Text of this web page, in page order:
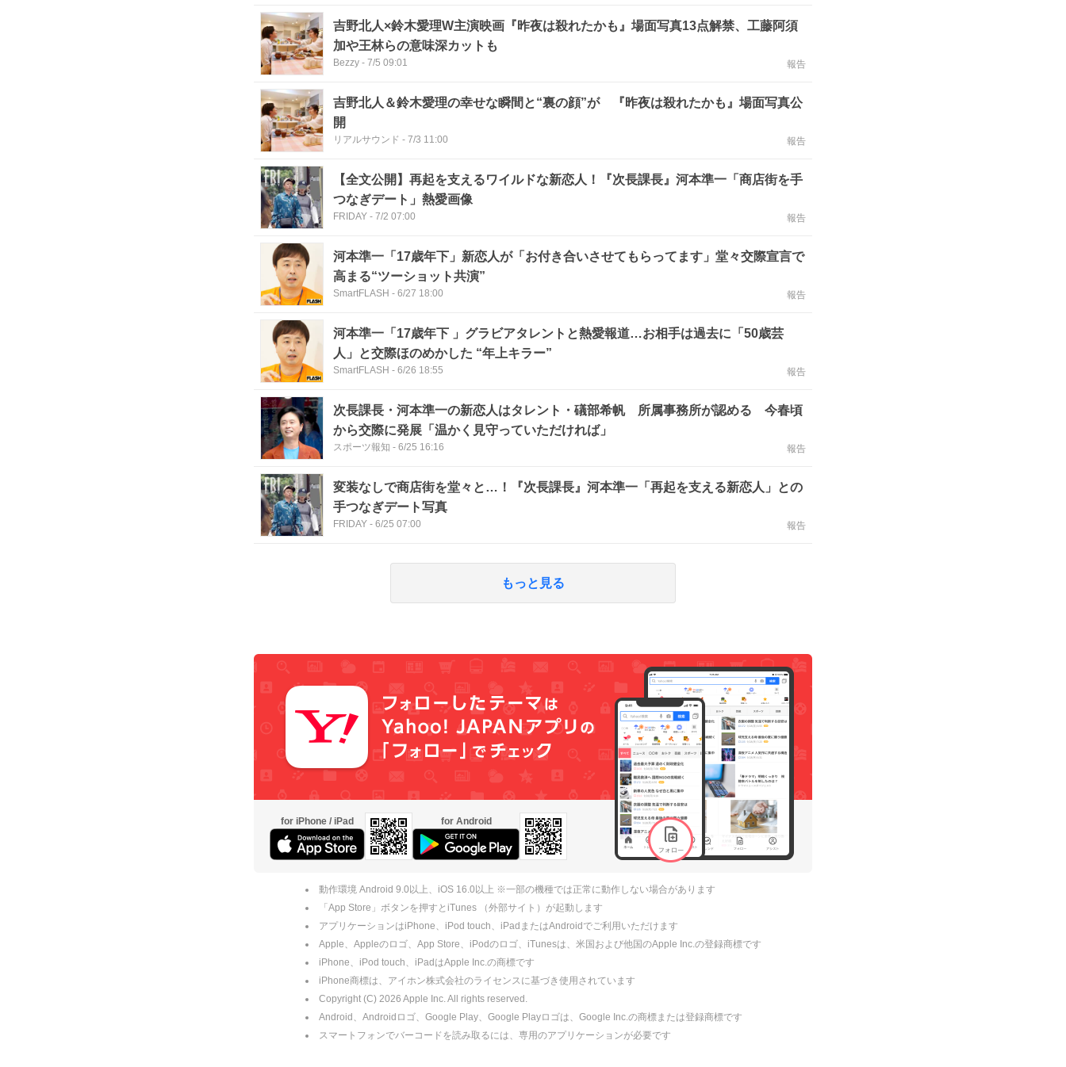
吉野北人×鈴木愛理W主演映画『昨夜は殺れたかも』場面写真13点解禁、工藤阿須
加や王林らの意味深カットも
Bezzy - 7/5 09:01 報告
吉野北人＆鈴木愛理の幸せな瞬間と“裏の顔”が 『昨夜は殺れたかも』場面写真公
開
リアルサウンド - 7/3 11:00 報告
【全文公開】再起を支えるワイルドな新恋人！『次長課長』河本準一「商店街を手
つなぎデート」熱愛画像
FRIDAY - 7/2 07:00 報告
河本準一「17歳年下」新恋人が「お付き合いさせてもらってます」堂々交際宣言で
高まる“ツーショット共演”
SmartFLASH - 6/27 18:00 報告
河本準一「17歳年下 」グラビアタレントと熱愛報道…お相手は過去に「50歳芸
人」と交際ほのめかした “年上キラー”
SmartFLASH - 6/26 18:55 報告
次長課長・河本準一の新恋人はタレント・礒部希帆 所属事務所が認める 今春頃
から交際に発展「温かく見守っていただければ」
スポーツ報知 - 6/25 16:16 報告
変装なしで商店街を堂々と…！『次長課長』河本準一「再起を支える新恋人」との
手つなぎデート写真
FRIDAY - 6/25 07:00 報告
もっと見る
for iPhone / iPad for Android
動作環境 Android 9.0以上、iOS 16.0以上 ※一部の機種では正常に動作しない場合があります
「App Store」ボタンを押すとiTunes （外部サイト）が起動します
アプリケーションはiPhone、iPod touch、iPadまたはAndroidでご利用いただけます
Apple、Appleのロゴ、App Store、iPodのロゴ、iTunesは、米国および他国のApple Inc.の登録商標です
iPhone、iPod touch、iPadはApple Inc.の商標です
iPhone商標は、アイホン株式会社のライセンスに基づき使用されています
Copyright (C) 2026 Apple Inc. All rights reserved.
Android、Androidロゴ、Google Play、Google Playロゴは、Google Inc.の商標または登録商標です
スマートフォンでバーコードを読み取るには、専用のアプリケーションが必要です